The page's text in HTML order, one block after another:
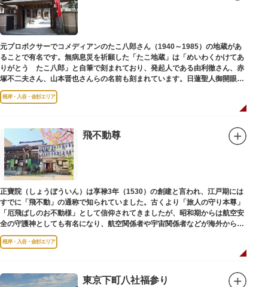
教の経典である『元版⼀切経（げんばんいっさいきょう）』や寺宝が収蔵さ
れています。
元プロボクサーでコメディアンのたこ八郎さん（1940～1985）の地蔵があ
ることで有名です。無病息災を祈願した「たこ地蔵」は「めいわくかけてあ
りがとう たこ八郎」と自筆で刻まれており、発起人である由利徹さん、赤
塚不二夫さん、山本晋也さんらの名前も刻まれています。日蓮聖人御開眼の
毘沙門天を奉安しています。
根岸・入谷・金杉エリア
飛不動尊
正寶院（しょうぼういん）は享禄3年（1530）の創建と言われ、江戸期には
すでに「飛不動」の通称で知られていました。古くより「旅人の守り本尊」
「厄飛ばしのお不動様」として信仰されてきましたが、昭和期からは航空安
全の守護神としても有名になり、航空関係者や宇宙関係者などが海外からも
多く参拝に訪れます。
根岸・入谷・金杉エリア
東京下町八社福参り